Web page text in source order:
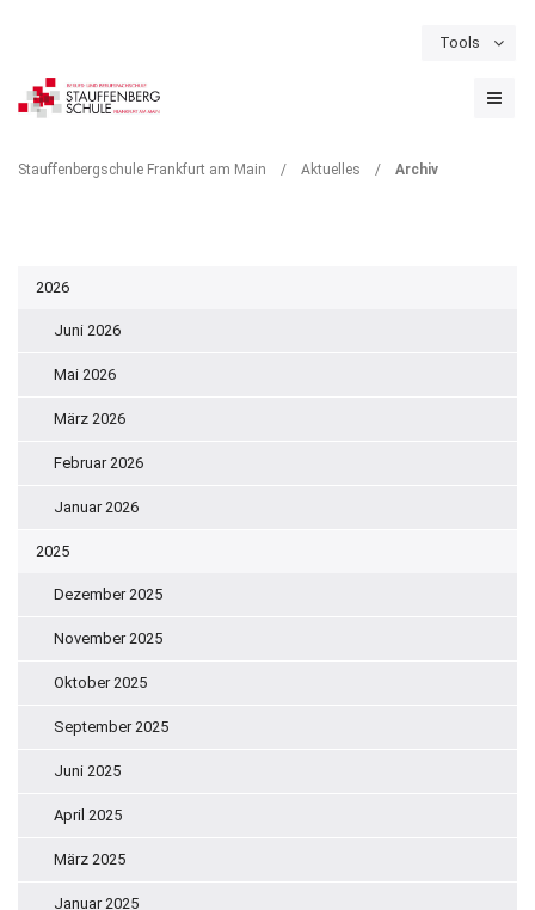
Tools
Schulportal Termine
Stauffenbergschule Frankfurt am Main / Aktuelles / Archiv
2026
Juni 2026
Mai 2026
März 2026
Februar 2026
Januar 2026
2025
Dezember 2025
November 2025
Oktober 2025
September 2025
Juni 2025
April 2025
März 2025
Januar 2025